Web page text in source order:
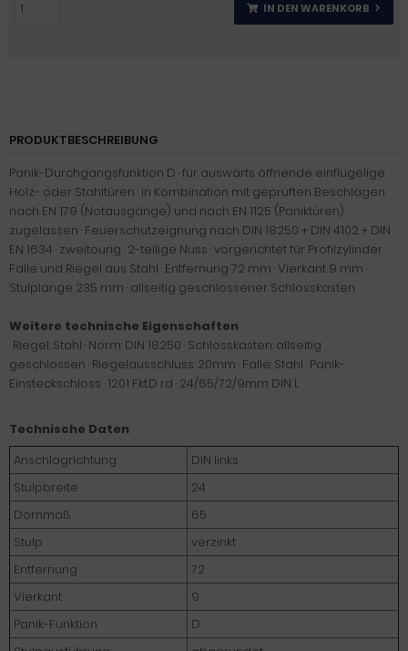
IN DEN WARENKORB
PRODUKTBESCHREIBUNG
Panik-Durchgangsfunktion D · für auswärts öffnende einflügelige
Holz- oder Stahltüren · in Kombination mit geprüften Beschlägen
nach EN 179 (Notausgänge) und nach EN 1125 (Paniktüren)
zugelassen · Feuerschutzeignung nach DIN 18250 + DIN 4102 + DIN
EN 1634 · zweitourig · 2-teilige Nuss · vorgerichtet für Profilzylinder ·
Falle und Riegel aus Stahl · Entfernung 72 mm · Vierkant 9 mm ·
Stulplänge 235 mm · allseitig geschlossener Schlosskasten
Weitere technische Eigenschaften
· Riegel: Stahl · Norm: DIN 18250 · Schlosskasten: allseitig
geschlossen · Riegelausschluss: 20mm · Falle: Stahl · Panik-
Einsteckschloss · 1201 Fkt.D rd · 24/65/72/9mm DIN L ·
Technische Daten
Anschlagrichtung
DIN links
Stulpbreite
24
Dornmaß
65
Stulp
verzinkt
Entfernung
72
Vierkant
9
Panik-Funktion
D